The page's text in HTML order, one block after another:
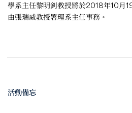
學系主任黎明釗教授將於2018年10月
由張瑞威教授署理系主任事務。
活動備忘